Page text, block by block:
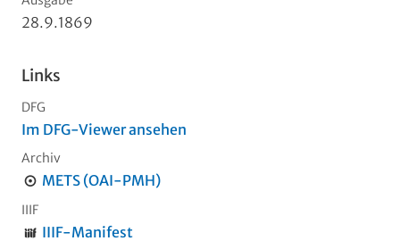
28.9.1869
Links
DFG
Im DFG-Viewer ansehen
Archiv
METS (OAI-PMH)
IIIF
IIIF-Manifest